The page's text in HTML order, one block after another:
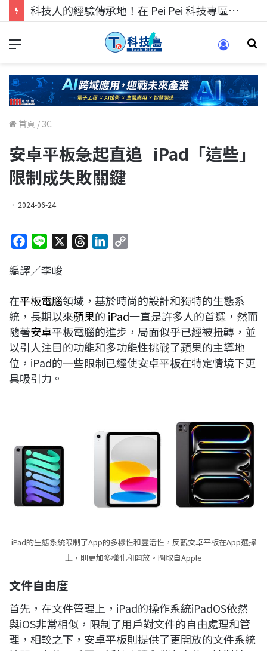
科技人找工作，就到TECH+ 科技專區!
首頁 / 3C
安卓平板急起直追 iPad「這些」
限制成失敗關鍵
2024-06-24
c
b
o
o
k
n
a
d
s
e
d
I
n
L
i
n
k
編譯／李峻
在平板電腦領域，基於時尚的設計和獨特的生態系
統，長期以來蘋果的 iPad一直是許多人的首選，然而
隨著安卓平板電腦的進步，局面似乎已經被扭轉，並
以引人注目的功能和多功能性挑戰了蘋果的主導地
位，iPad的一些限制已經使安卓平板在特定情境下更
具吸引力。
iPad的生態系統限制了App的多樣性和靈活性，反觀安卓平板在App選擇
上，則更加多樣化和開放。圖取自Apple
文件自由度
首先，在文件管理上，iPad的操作系統iPadOS依然
與iOS非常相似，限制了用戶對文件的自由處理和管
理，相較之下，安卓平板則提供了更開放的文件系統